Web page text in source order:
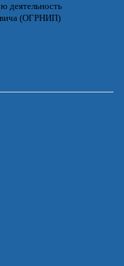
деятельность
(ОГРНИП)